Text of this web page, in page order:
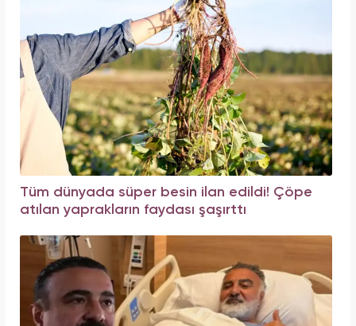
Tüm dünyada süper besin ilan edildi! Çöpe
atılan yaprakların faydası şaşırttı